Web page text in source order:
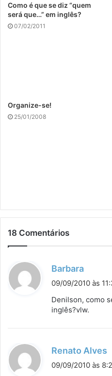
Como é que se diz “quem
será que…” em inglês?
07/02/2011
Organize-se!
25/01/2008
18 Comentários
Barbara
i
s
09/09/2010 às
Denilson, como
inglês?vlw.
Renato Alves
i
09/09/2010 às